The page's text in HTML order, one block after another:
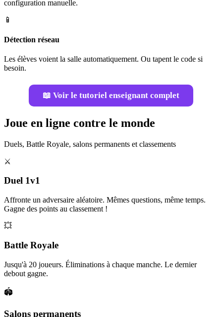
configuration manuelle.
📱
Détection réseau
Les élèves voient la salle automatiquement. Ou tapent le code si
besoin.
📖 Voir le tutoriel enseignant complet
Joue en ligne contre le monde
Duels, Battle Royale, salons permanents et classements
⚔️
Duel 1v1
Affronte un adversaire aléatoire. Mêmes questions, même temps.
Gagne des points au classement !
💥
Battle Royale
Jusqu'à 20 joueurs. Éliminations à chaque manche. Le dernier
debout gagne.
🏟️
Salons permanents